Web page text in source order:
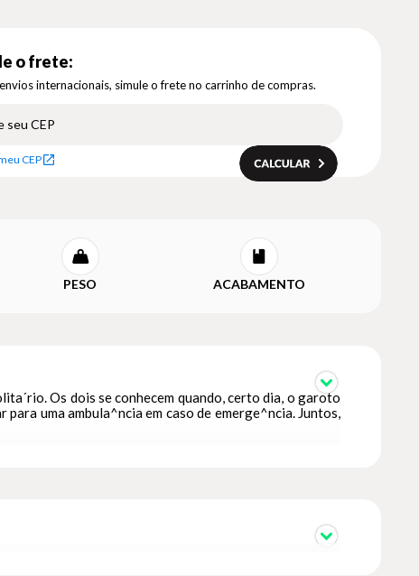
o frete:
internacionais, simule o frete no carrinho de compras.
CEP
PESO ACABAMENTO
Os dois se conhecem quando, certo dia, o garoto
uma ambula^ncia em caso de emerge^ncia. Juntos,